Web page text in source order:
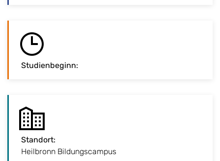
Studienbeginn:
Standort:
Heilbronn Bildungscampus